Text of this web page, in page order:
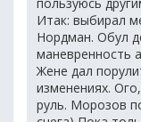
Итак: выбирал
Нордман. Обул
маневренность
Жене дал
изменениях.
руль. Морозов